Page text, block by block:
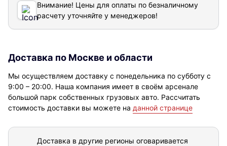
Внимание! Цены для оплаты по безналичному
расчету уточняйте у менеджеров!
Доставка по Москве и области
Мы осуществляем доставку с понедельника по субботу с
9:00 – 20:00. Наша компания имеет в своём арсенале
большой парк собственных грузовых авто. Рассчитать
стоимость доставки вы можете на данной странице
Доставка в другие регионы оговаривается